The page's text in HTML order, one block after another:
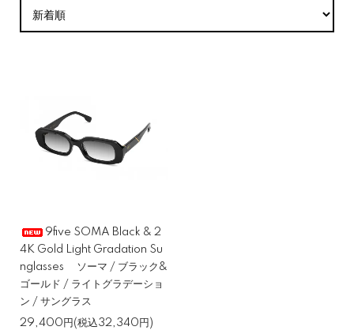
9five SOMA Black & 2
4K Gold Light Gradation Su
nglasses ソーマ / ブラック&
ゴールド / ライトグラデーショ
ン / サングラス
29,400円(税込32,340円)